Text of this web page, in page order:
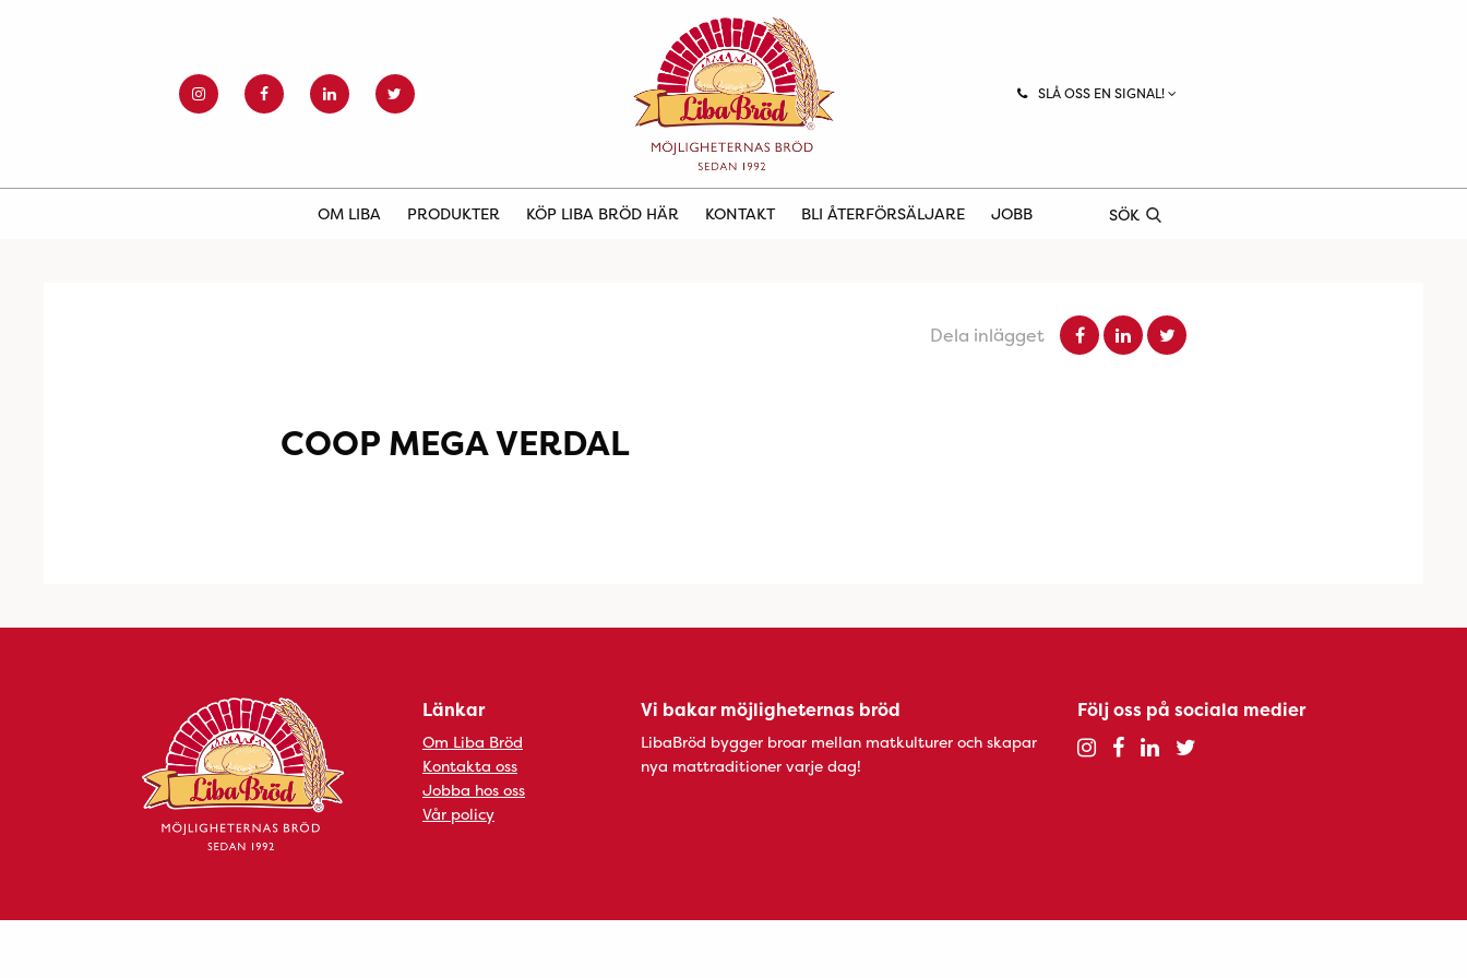
SLÅ OSS EN SIGNAL!
OM LIBA PRODUKTER KÖP LIBA BRÖD HÄR KONTAKT BLI ÅTERFÖRSÄLJARE JOBB SÖK
Dela inlägget
COOP MEGA VERDAL
Länkar
Om Liba Bröd
Kontakta oss
Jobba hos oss
Vår policy
Vi bakar möjligheternas bröd
LibaBröd bygger broar mellan matkulturer och skapar
nya mattraditioner varje dag!
Följ oss på sociala medier